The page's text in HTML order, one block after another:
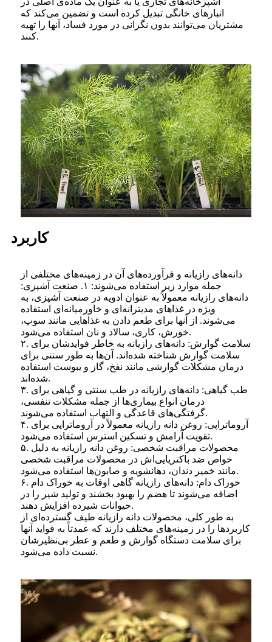
انبارهای خانگی تبدیل کرده است و تضمین می‌کند که
مشتریان می‌توانند بدون نگرانی در مورد فساد، آنها را تهیه
کنند.
کاربرد
دانه‌های رازیانه و فرآورده‌های آن در زمینه‌های مختلفی از
جمله موارد زیر استفاده می‌شوند: ۱. صنعت آشپزی:
دانه‌های رازیانه معمولاً به عنوان ادویه در صنعت آشپزی، به
ویژه در غذاهای مدیترانه‌ای و خاورمیانه‌ای استفاده
می‌شوند. از آنها برای طعم دادن به غذاهایی مانند سوپ،
خورش، کاری، سالاد و نان استفاده می‌شود.
۲. سلامت گوارش: دانه‌های رازیانه به خاطر فوایدشان برای
سلامت گوارش شناخته شده‌اند. آن‌ها به طور سنتی برای
درمان مشکلات گوارشی مانند نفخ، گاز و یبوست استفاده
شده‌اند.
۳. طب گیاهی: دانه‌های رازیانه در طب سنتی و گیاهی برای
درمان انواع بیماری‌ها از جمله مشکلات تنفسی،
گرفتگی‌های قاعدگی و التهاب استفاده می‌شوند.
۴. آروماتراپی: روغن دانه رازیانه معمولاً در آروماتراپی برای
تقویت آرامش و تسکین استرس استفاده می‌شود.
۵. محصولات مراقبت شخصی: روغن دانه رازیانه به دلیل
خواص ضد باکتریایی‌اش در محصولات مراقبت شخصی
مانند خمیر دندان، دهانشویه و صابون‌ها استفاده می‌شود.
۶. خوراک دام: دانه‌های رازیانه گاهی اوقات به خوراک دام
اضافه می‌شوند تا هضم را بهبود بخشند و تولید شیر را در
حیوانات شیرده افزایش دهند.
به طور کلی، محصولات دانه رازیانه طیف گسترده‌ای از
کاربردها را در زمینه‌های مختلف دارند که عمدتاً به فواید آنها
برای سلامت دستگاه گوارش و طعم و عطر بی‌نظیرشان
نسبت داده می‌شود.